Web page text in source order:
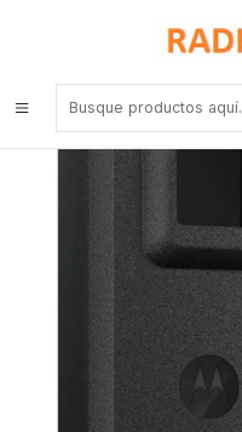
Motorola PMNN4888 Batería
para radios Motorola serie